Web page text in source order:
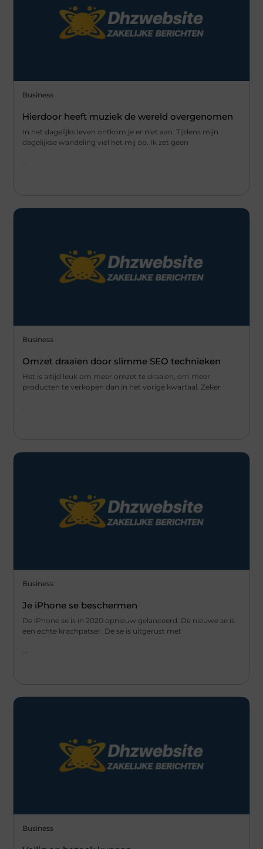
Business
Hierdoor heeft muziek de wereld overgenomen
In het dagelijks leven ontkom je er niet aan. Tijdens mijn
dagelijkse wandeling viel het mij op. Ik zet geen
Business
Omzet draaien door slimme SEO technieken
Het is altijd leuk om meer omzet te draaien, om meer
producten te verkopen dan in het vorige kwartaal. Zeker
...
Business
Je iPhone se beschermen
De iPhone se is in 2020 opnieuw gelanceerd. De nieuwe se is
een echte krachpatser. De se is uitgerust met
Business